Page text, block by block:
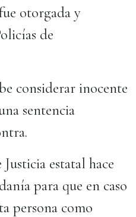
otorgada y
de
considerar inocente
sentencia
estatal hace
para que en caso
persona como